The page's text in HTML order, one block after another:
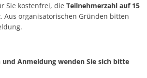
Sie kostenfrei, die Teilnehmerzahl auf 15
. Aus organisatorischen Gründen bitten
und Anmeldung wenden Sie sich bitte